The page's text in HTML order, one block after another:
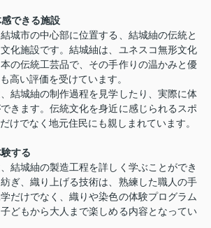
できる施設
城市の中心部に位置する、結城紬の伝統と
化施設です。結城紬は、ユネスコ無形文化
の伝統工芸品で、その手作りの温かみと優
高い評価を受けています。
、結城紬の制作過程を見学したり、実際に体
きます。伝統文化を身近に感じられるスポ
けでなく地元住民にも親しまれています。
する
結城紬の製造工程を詳しく学ぶことができ
ぎ、織り上げる技術は、熟練した職人の手
だけでなく、織りや染色の体験プログラム
どもから大人まで楽しめる内容となってい